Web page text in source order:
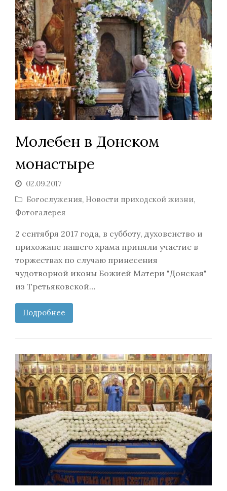
Молебен в Донском
монастыре
02.09.2017
Богослужения, Новости приходской жизни,
Фотогалерея
2 сентября 2017 года, в субботу, духовенство и
прихожане нашего храма приняли участие в
торжествах по случаю принесения
чудотворной иконы Божией Матери "Донская"
из Третьяковской…
Подробнее